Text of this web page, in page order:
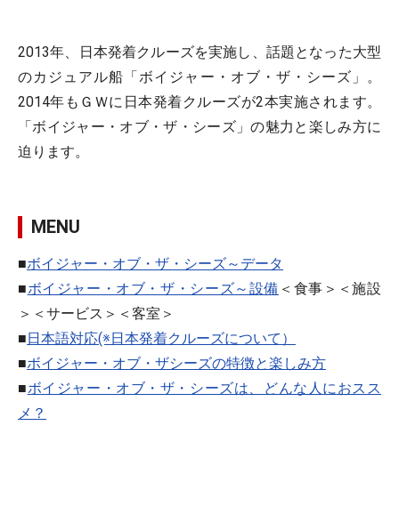
2013年、日本発着クルーズを実施し、話題となった大型
のカジュアル船「ボイジャー・オブ・ザ・シーズ」。
2014年もＧＷに日本発着クルーズが2本実施されます。
「ボイジャー・オブ・ザ・シーズ」の魅力と楽しみ方に
迫ります。
MENU
■ボイジャー・オブ・ザ・シーズ～データ
■ボイジャー・オブ・ザ・シーズ～設備 ＜食事＞＜施設
＞＜サービス＞＜客室＞
■日本語対応(※日本発着クルーズについて）
■ボイジャー・オブ・ザシーズの特徴と楽しみ方
■ボイジャー・オブ・ザ・シーズは、どんな人におスス
メ？